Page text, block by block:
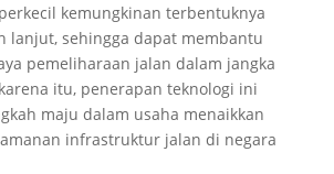
kemungkinan terbentuknya
lanjut, sehingga dapat membantu
pemeliharaan jalan dalam jangka
itu, penerapan teknologi ini
maju dalam usaha menaikkan
infrastruktur jalan di negara